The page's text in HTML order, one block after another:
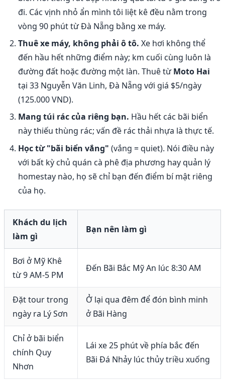
đi. Các vịnh nhỏ ẩn mình tôi liệt kê đều nằm trong
vòng 90 phút từ Đà Nẵng bằng xe máy.
Thuê xe máy, không phải ô tô. Xe hơi không thể
đến hầu hết những điểm này; km cuối cùng luôn là
đường đất hoặc đường một làn. Thuê từMoto Hai
tại 33 Nguyễn Văn Linh, Đà Nẵng với giá $5/ngày
(125.000 VND).
Mang túi rác của riêng bạn. Hầu hết các bãi biển
này thiếu thùng rác; vấn đề rác thải nhựa là thực tế.
Học từ "bãi biển vắng" (vắng = quiet). Nói điều này
với bất kỳ chủ quán cà phê địa phương hay quản lý
homestay nào, họ sẽ chỉ bạn đến điểm bí mật riêng
của họ.
Khách du lịch
làm gì
Bạn nên làm gì
Bơi ở Mỹ Khê
từ 9 AM-5 PM
Đến Bãi Bắc Mỹ An lúc 8:30 AM
Đặt tour trong
ngày ra Lý Sơn
Ở lại qua đêm để đón bình minh
ở Bãi Hàng
Chỉ ở bãi biển
chính Quy
Nhơn
Lái xe 25 phút về phía bắc đến
Bãi Đá Nhảy lúc thủy triều xuống